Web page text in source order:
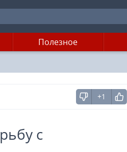
Полезное
+1
с